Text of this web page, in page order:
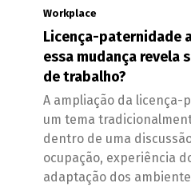
Workplace
Licença-paternidade
essa mudança revela
de trabalho?
A ampliação da licença-
um tema
dentro de uma
ocupação, experiência
adaptação dos